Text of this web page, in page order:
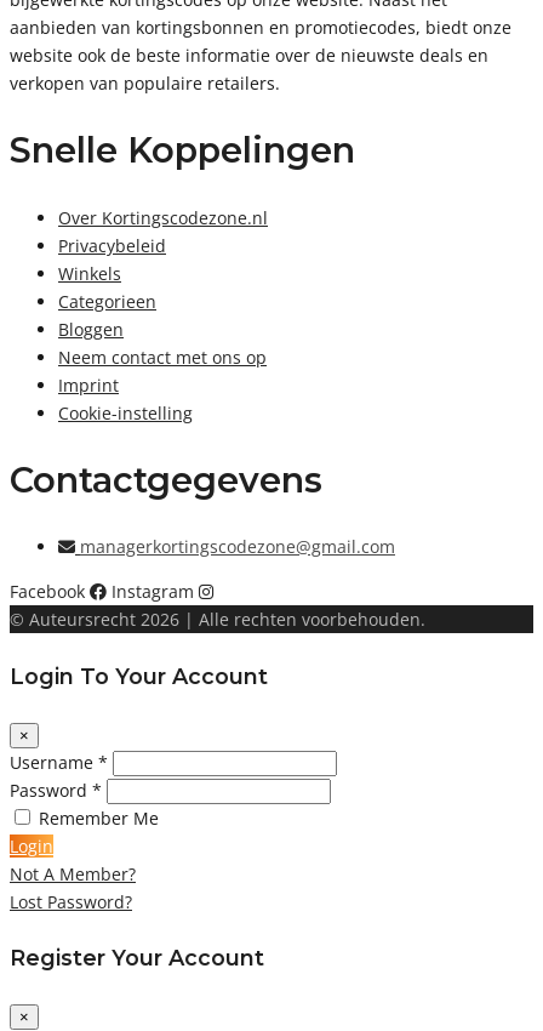
aanbieden van kortingsbonnen en promotiecodes, biedt onze
website ook de beste informatie over de nieuwste deals en
verkopen van populaire retailers.
Snelle Koppelingen
Over Kortingscodezone.nl
Privacybeleid
Winkels
Categorieen
Bloggen
Neem contact met ons op
Imprint
Cookie-instelling
Contactgegevens
managerkortingscodezone@gmail.com
Facebook
Instagram
© Auteursrecht 2026 | Alle rechten voorbehouden.
Login To Your Account
×
Username *
Password *
Remember Me
Login
Not A Member?
Lost Password?
Register Your Account
×